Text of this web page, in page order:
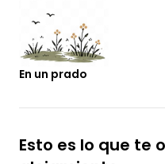
En un prado
Esto es lo que te